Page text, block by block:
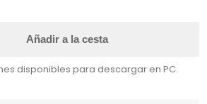
Añadir a la cesta
disponibles para descargar en PC.